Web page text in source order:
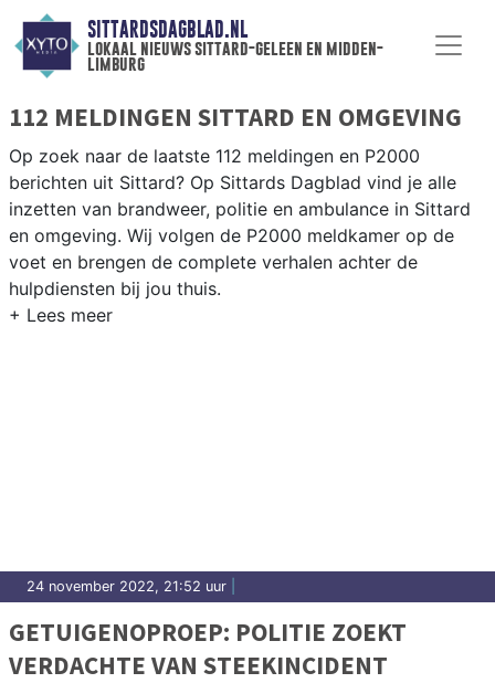
SITTARDSDAGBLAD.NL
lokaal nieuws sittard-geleen en midden-
limburg
112 MELDINGEN SITTARD EN OMGEVING
Op zoek naar de laatste 112 meldingen en P2000
berichten uit Sittard? Op Sittards Dagblad vind je alle
inzetten van brandweer, politie en ambulance in Sittard
en omgeving. Wij volgen de P2000 meldkamer op de
voet en brengen de complete verhalen achter de
hulpdiensten bij jou thuis.
24 november 2022, 21:52 uur
GETUIGENOPROEP: POLITIE ZOEKT
VERDACHTE VAN STEEKINCIDENT